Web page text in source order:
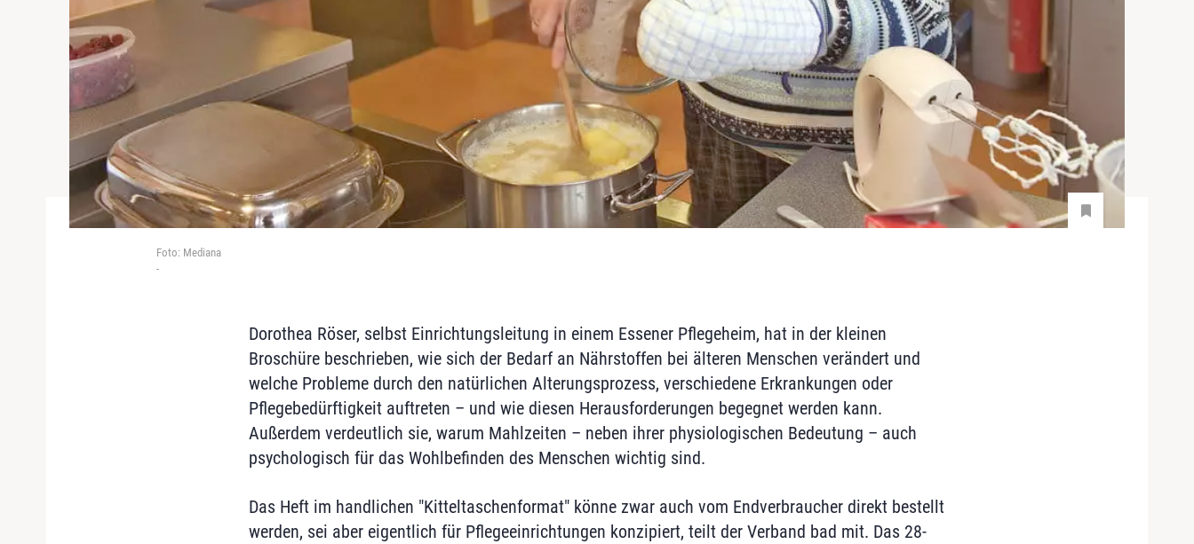
Foto: Mediana
-
Dorothea Röser, selbst Einrichtungsleitung in einem Essener Pflegeheim, hat in der kleinen
Broschüre beschrieben, wie sich der Bedarf an Nährstoffen bei älteren Menschen verändert und
welche Probleme durch den natürlichen Alterungsprozess, verschiedene Erkrankungen oder
Pflegebedürftigkeit auftreten – und wie diesen Herausforderungen begegnet werden kann.
Außerdem verdeutlich sie, warum Mahlzeiten – neben ihrer physiologischen Bedeutung – auch
psychologisch für das Wohlbefinden des Menschen wichtig sind.
Das Heft im handlichen "Kitteltaschenformat" könne zwar auch vom Endverbraucher direkt bestellt
werden, sei aber eigentlich für Pflegeeinrichtungen konzipiert, teilt der Verband bad mit. Das 28-